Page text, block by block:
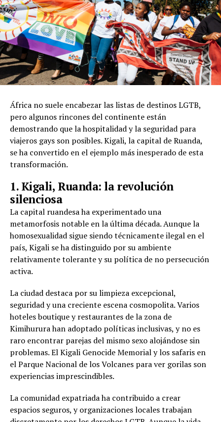
África no suele encabezar las listas de destinos LGTB,
pero algunos rincones del continente están
demostrando que la hospitalidad y la seguridad para
viajeros gays son posibles. Kigali, la capital de Ruanda,
se ha convertido en el ejemplo más inesperado de esta
transformación.
1. Kigali, Ruanda: la revolución
silenciosa
La capital ruandesa ha experimentado una
metamorfosis notable en la última década. Aunque la
homosexualidad sigue siendo técnicamente ilegal en el
país, Kigali se ha distinguido por su ambiente
relativamente tolerante y su política de no persecución
activa.
La ciudad destaca por su limpieza excepcional,
seguridad y una creciente escena cosmopolita. Varios
hoteles boutique y restaurantes de la zona de
Kimihurura han adoptado políticas inclusivas, y no es
raro encontrar parejas del mismo sexo alojándose sin
problemas. El Kigali Genocide Memorial y los safaris en
el Parque Nacional de los Volcanes para ver gorilas son
experiencias imprescindibles.
La comunidad expatriada ha contribuido a crear
espacios seguros, y organizaciones locales trabajan